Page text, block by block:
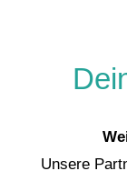
Unsere